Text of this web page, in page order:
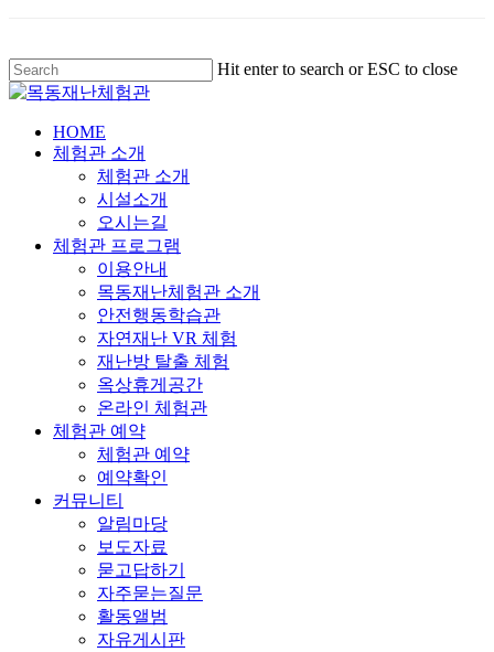
Hit enter to search or ESC to close
HOME
체험관 소개
체험관 소개
시설소개
오시는길
체험관 프로그램
이용안내
목동재난체험관 소개
안전행동학습관
자연재난 VR 체험
재난방 탈출 체험
옥상휴게공간
온라인 체험관
체험관 예약
체험관 예약
예약확인
커뮤니티
알림마당
보도자료
묻고답하기
자주묻는질문
활동앨범
자유게시판